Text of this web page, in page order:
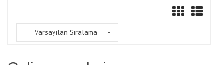
Varsayılan Sıralama